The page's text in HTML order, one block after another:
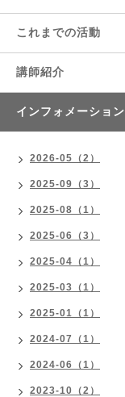
これまでの活動
講師紹介
インフォメーション
2026-05（2）
2025-09（3）
2025-08（1）
2025-06（3）
2025-04（1）
2025-03（1）
2025-01（1）
2024-07（1）
2024-06（1）
2023-10（2）